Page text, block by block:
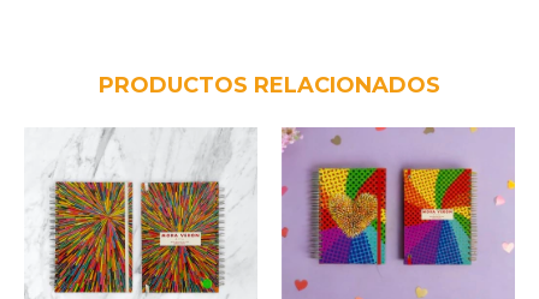
PRODUCTOS RELACIONADOS